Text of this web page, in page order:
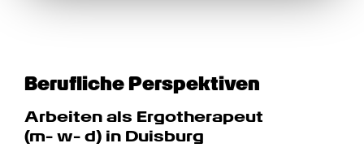
Berufliche Perspektiven
Arbeiten als Ergotherapeut
(m- w- d) in Duisburg